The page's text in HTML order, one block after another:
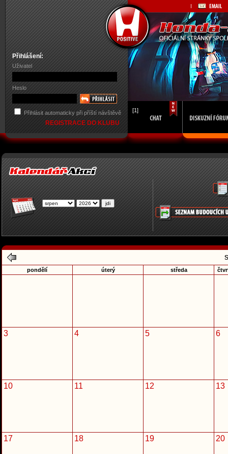
Přihlášení:
Uživatel
Heslo
Přihlásit automaticky při příští návštěvě
REGISTRACE DO KLUBU
[1]
pondělí úterý středa
3 4 5 6
10 11 12 13
17 18 19 20